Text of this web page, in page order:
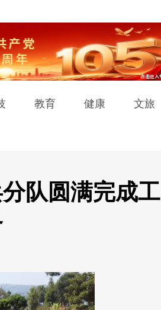
教育 健康 文旅
队圆满完成工